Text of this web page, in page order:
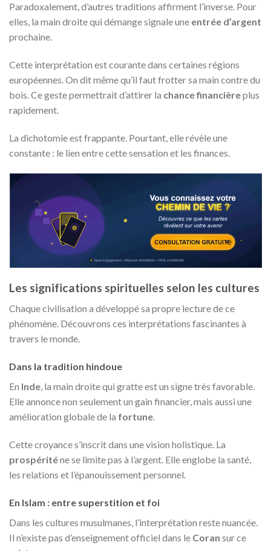
Paradoxalement, d’autres traditions affirment l’inverse. Pour
elles, la main droite qui démange signale une entrée d’argent
prochaine.
Cette interprétation est courante dans certaines régions
européennes. On dit même qu’il faut frotter sa main contre du
bois. Ce geste permettrait d’attirer la chance financièreplus
rapidement.
La dichotomie est frappante. Pourtant, elle révèle une
constante : le lien entre cette sensation et les finances.
Les significations spirituelles selon les cultures
Chaque civilisation a développé sa propre lecture de ce
phénomène. Découvrons ces interprétations fascinantes à
travers le monde.
Dans la tradition hindoue
En Inde, la main droite qui gratte est un signe très favorable.
Elle annonce non seulement un gain financier, mais aussi une
amélioration globale de la fortune.
Cette croyance s’inscrit dans une vision holistique. La
prospériténe se limite pas à l’argent. Elle englobe la santé,
les relations et l’épanouissement personnel.
En Islam : entre superstition et foi
Dans les cultures musulmanes, l’interprétation reste nuancée.
Il n’existe pas d’enseignement officiel dans le Coran sur ce